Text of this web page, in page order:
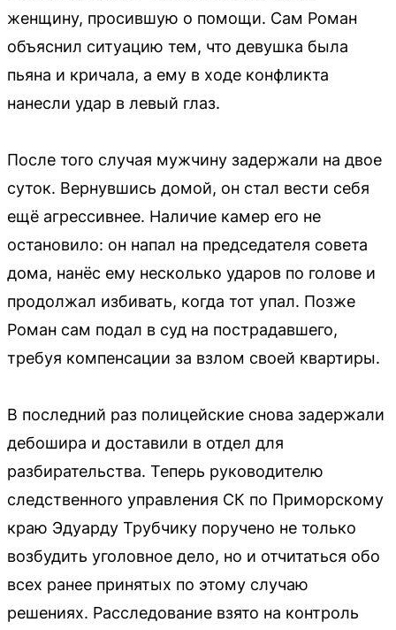
женщину, просившую о помощи. Сам Роман
объяснил ситуацию тем, что девушка была
пьяна и кричала, а ему в ходе конфликта
нанесли удар в левый глаз.
После того случая мужчину задержали на двое
суток. Вернувшись домой, он стал вести себя
ещё агрессивнее. Наличие камер его не
остановило: он напал на председателя совета
дома, нанёс ему несколько ударов по голове и
продолжал избивать, когда тот упал. Позже
Роман сам подал в суд на пострадавшего,
требуя компенсации за взлом своей квартиры.
В последний раз полицейские снова задержали
дебошира и доставили в отдел для
разбирательства. Теперь руководителю
следственного управления СК по Приморскому
краю Эдуарду Трубчику поручено не только
возбудить уголовное дело, но и отчитаться обо
всех ранее принятых по этому случаю
решениях. Расследование взято на контроль